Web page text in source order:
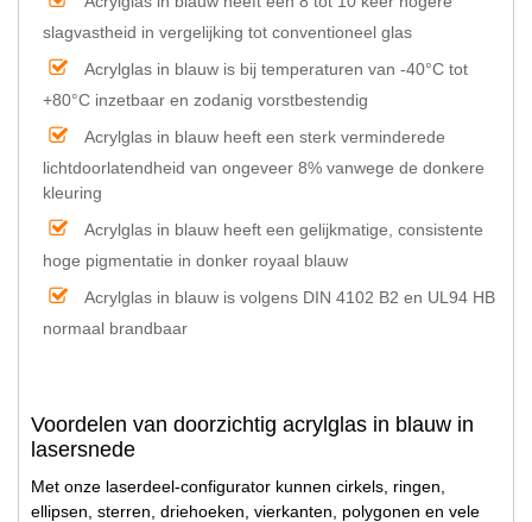
slagvastheid in vergelijking tot conventioneel glas
Acrylglas in blauw is bij temperaturen van -40°C tot
+80°C inzetbaar en zodanig vorstbestendig
Acrylglas in blauw heeft een sterk verminderede
lichtdoorlatendheid van ongeveer 8% vanwege de donkere
kleuring
Acrylglas in blauw heeft een gelijkmatige, consistente
hoge pigmentatie in donker royaal blauw
Acrylglas in blauw is volgens DIN 4102 B2 en UL94 HB
normaal brandbaar
Voordelen van doorzichtig acrylglas in blauw in
lasersnede
Met onze laserdeel-configurator kunnen cirkels, ringen,
ellipsen, sterren, driehoeken, vierkanten, polygonen en vele